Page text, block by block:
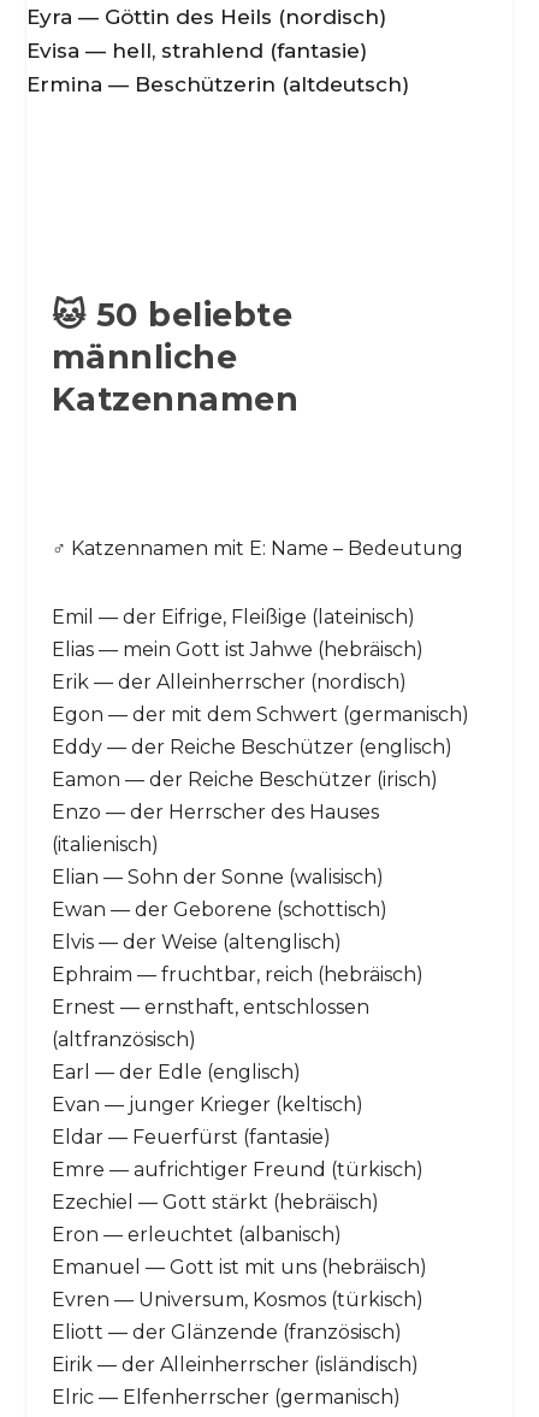
Eyra — Göttin des Heils (nordisch)
Evisa — hell, strahlend (fantasie)
Ermina — Beschützerin (altdeutsch)
🐱 50 beliebte
männliche
Katzennamen
♂️ Katzennamen mit E: Name – Bedeutung
Emil — der Eifrige, Fleißige (lateinisch)
Elias — mein Gott ist Jahwe (hebräisch)
Erik — der Alleinherrscher (nordisch)
Egon — der mit dem Schwert (germanisch)
Eddy — der Reiche Beschützer (englisch)
Eamon — der Reiche Beschützer (irisch)
Enzo — der Herrscher des Hauses
(italienisch)
Elian — Sohn der Sonne (walisisch)
Ewan — der Geborene (schottisch)
Elvis — der Weise (altenglisch)
Ephraim — fruchtbar, reich (hebräisch)
Ernest — ernsthaft, entschlossen
(altfranzösisch)
Earl — der Edle (englisch)
Evan — junger Krieger (keltisch)
Eldar — Feuerfürst (fantasie)
Emre — aufrichtiger Freund (türkisch)
Ezechiel — Gott stärkt (hebräisch)
Eron — erleuchtet (albanisch)
Emanuel — Gott ist mit uns (hebräisch)
Evren — Universum, Kosmos (türkisch)
Eliott — der Glänzende (französisch)
Eirik — der Alleinherrscher (isländisch)
Elric — Elfenherrscher (germanisch)